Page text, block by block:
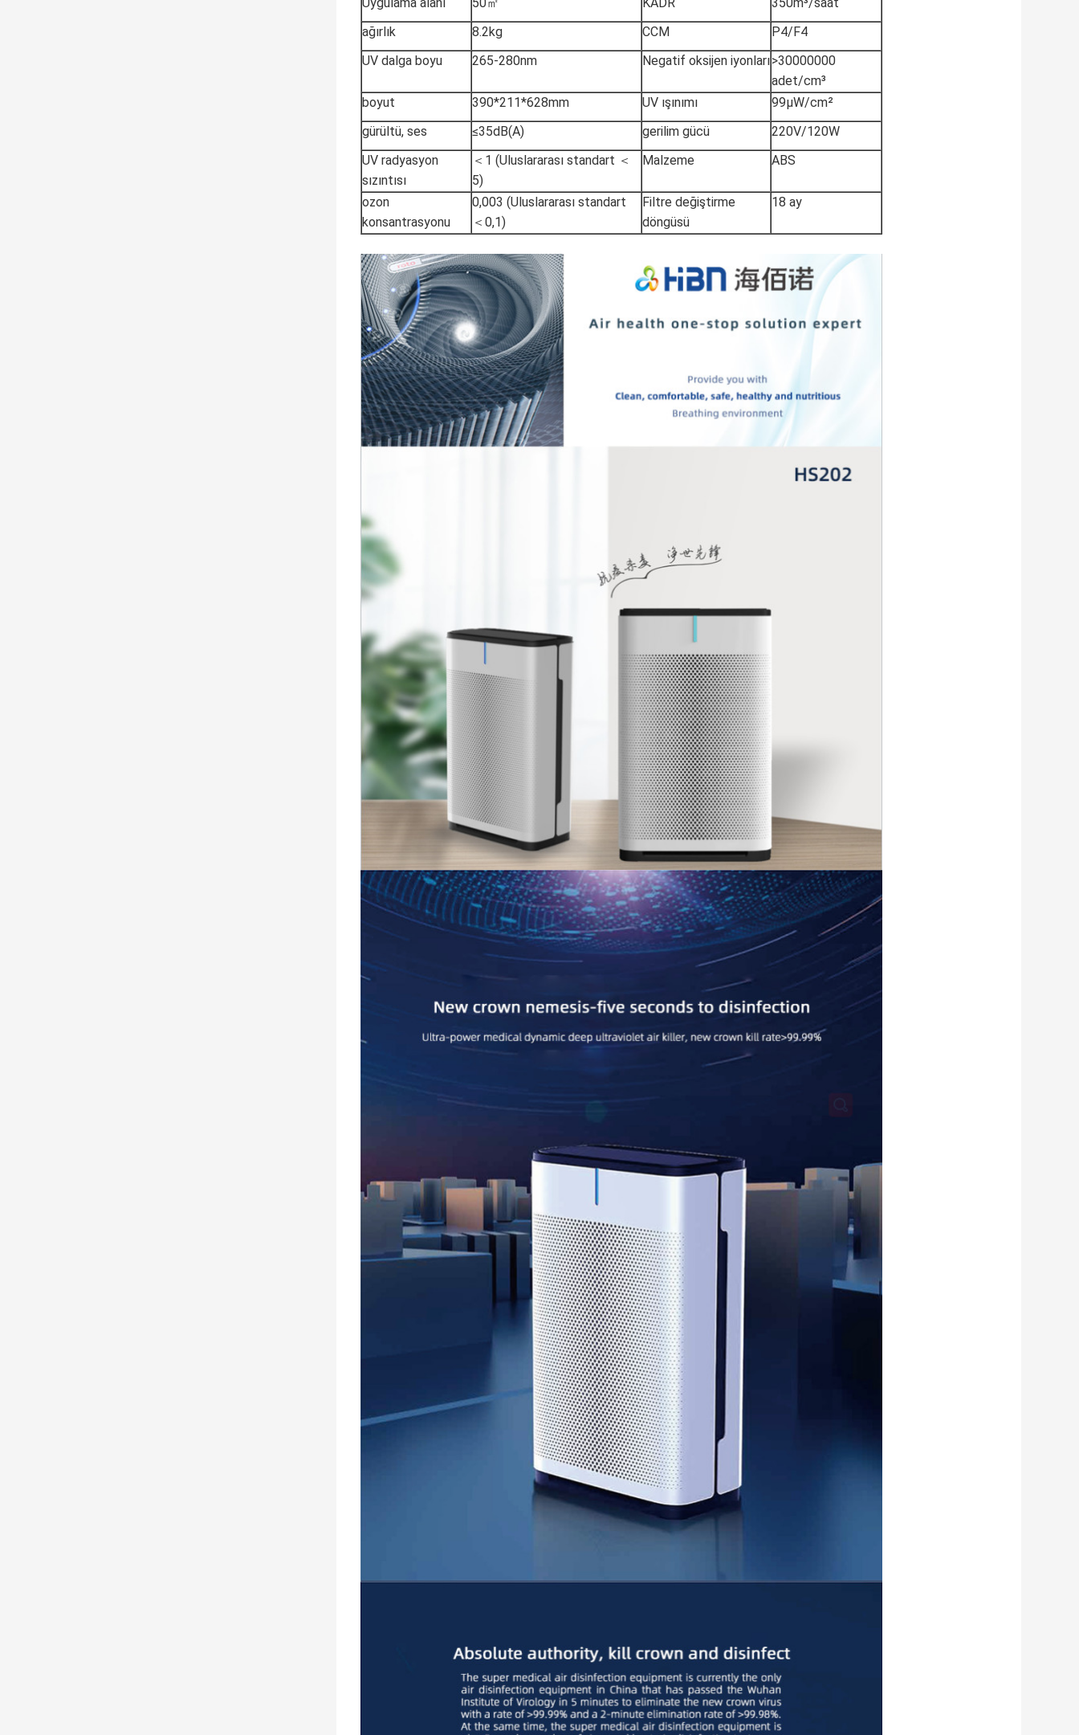
SUNMAK
ağırlık
8.2kg CCM
P4/F4
UV dalga boyu
265-280nm Negatif oksijen iyonları>30000000
adet/cm³
boyut
390*211*628mm UV ışınımı
99μW/cm²
gürültü, ses
≤35dB(A) gerilim gücü
220V/120W
UV radyasyon
sızıntısı
＜1 (Uluslararası standart ＜
5)
Malzeme ABS
ozon
konsantrasyonu
0,003 (Uluslararası standart
＜0,1)
Filtre değiştirme
döngüsü
18 ay